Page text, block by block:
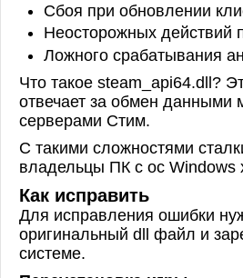
Сбоя при обновлении
Неосторожных действий
Ложного срабатывания
Что такое steam_api64.dll?
отвечает за обмен данными
серверами Стим.
С такими сложностями
владельцы ПК с ос Windows
Как исправить
Для исправления ошибки
оригинальный dll файл и
системе.